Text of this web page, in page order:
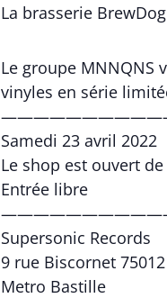
La brasserie
Le groupe MNNQNS
vinyles en série
Samedi 23 avril 2022
Le shop est ouvert
Entrée libre
Supersonic Records
9 rue Biscornet
Metro Bastille